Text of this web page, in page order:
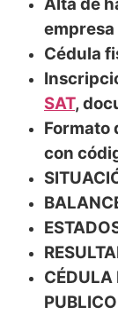
empresa
Cédula
SAT,
Formato
con
CÉDULA